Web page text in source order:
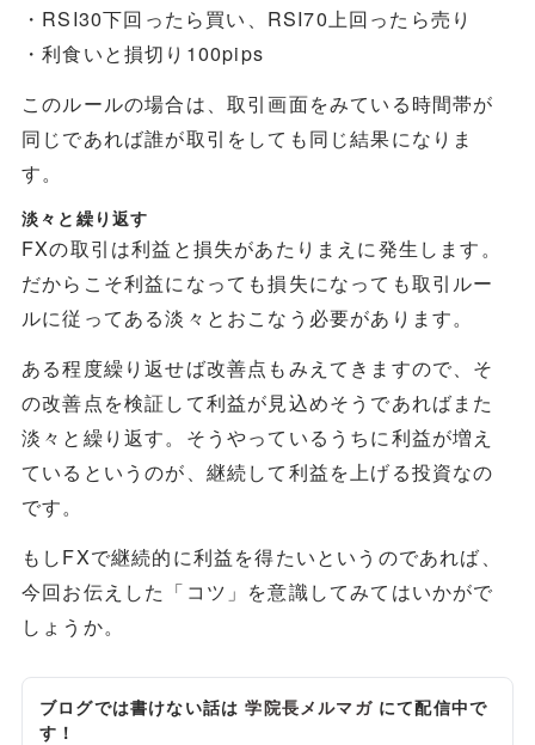
・RSI30下回ったら買い、RSI70上回ったら売り
・利食いと損切り100pips
このルールの場合は、取引画面をみている時間帯が
同じであれば誰が取引をしても同じ結果になりま
す。
淡々と繰り返す
FXの取引は利益と損失があたりまえに発生します。
だからこそ利益になっても損失になっても取引ルー
ルに従ってある淡々とおこなう必要があります。
ある程度繰り返せば改善点もみえてきますので、そ
の改善点を検証して利益が見込めそうであればまた
淡々と繰り返す。そうやっているうちに利益が増え
ているというのが、継続して利益を上げる投資なの
です。
もしFXで継続的に利益を得たいというのであれば、
今回お伝えした「コツ」を意識してみてはいかがで
しょうか。
ブログでは書けない話は学院長メルマガにて配信中で
す！